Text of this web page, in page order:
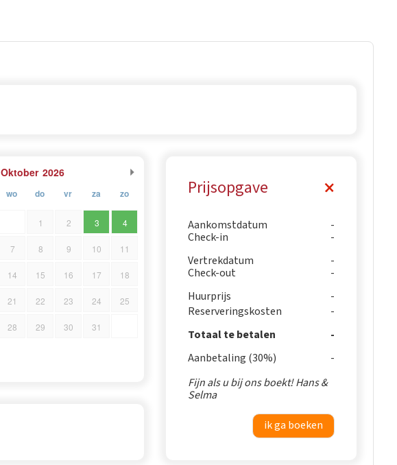
Oktober 2026
wo do vr za zo
1 2 3 4
7 8 9 10 11
14 15 16 17 18
21 22 23 24 25
28 29 30 31
Prijsopgave
Aankomstdatum
Check-in
Vertrekdatum
Check-out
Huurprijs
Reserveringskosten
Totaal te betalen
Aanbetaling (30%)
Fijn als u bij ons boekt! Hans &
Selma
ik ga boeken